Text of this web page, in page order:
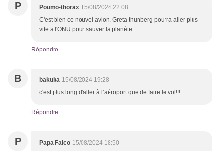
P Poumo-thorax 15/08/2024 22:08
C'est bien ce nouvel avion. Greta thunberg pourra aller plus
vite a l'ONU pour sauver la planète...
Répondre
B bakuba 15/08/2024 19:28
c'est plus long d'aller à l’aéroport que de faire le vol!!!
Répondre
P Papa Falco 15/08/2024 18:50